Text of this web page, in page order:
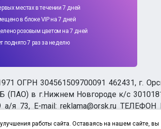
местах в течении 7 дней
в блоке VIP на 7 дней
розовым цветом на 7 дней
поднято 7 раз за неделю
ОГРН 304561509700091 462431, г.
(ПАО) в г.Нижнем Новгороде к/с
а/я 73, E-mail: reklama@orsk.ru
персональных данных
работы сайта. Оставаясь на нашем сайте, вы